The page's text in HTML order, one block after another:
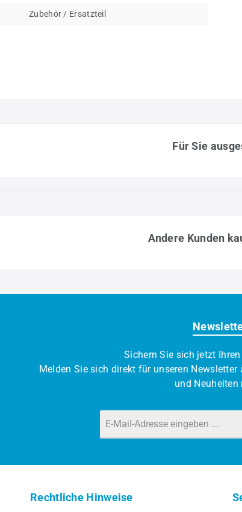
Zubehör / Ersatzteil
Für Sie
Andere Kunden
Sichern Sie sich jetzt
Melden Sie sich direkt für unseren
und Neuheiten
Rechtliche Hinweise